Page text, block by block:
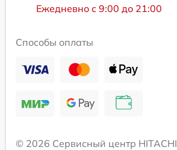
Ежедневно с 9:00 до 21:00
Способы оплаты
© 2026 Сервисный центр HITACHI